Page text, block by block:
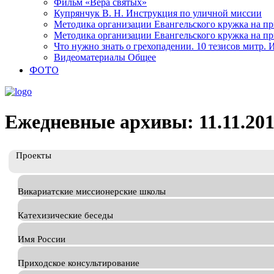
Фильм «Вера святых»
Купрянчук В. Н. Инструкция по уличной миссии
Методика организации Евангельского кружка на
Методика организации Евангельского кружка на
Что нужно знать о грехопадении. 10 тезисов митр.
Видеоматериалы Общее
ФОТО
Ежедневные архивы:
Проекты
Викариатские миссионерские школы
Катехизические беседы
Имя России
Приходское консультирование